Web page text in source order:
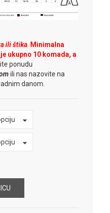
ili štika Minimalna
ukupno 10 komada, a
ponudu
ili nas nazovite na
danom.